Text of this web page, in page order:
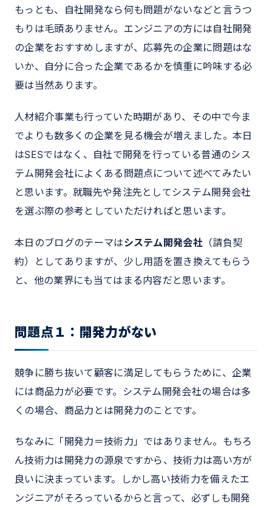
もっとも、自社開発なら何も問題がないなどと言うつ
もりは毛頭ありません。エンジニアの方には自社開発
の企業をおすすめしますが、応募先の企業に問題はな
いか、自分に合った企業であるかを慎重に吟味する必
要は当然あります。
人材紹介事業も行っていた時期があり、その中で今ま
でよりも数多くの企業を見る機会が増えました。本日
はSESではなく、自社で開発を行っている普通のシス
テム開発会社によくある問題点について述べてみたい
と思います。就職先や発注先としてシステム開発会社
を選ぶ際の参考としていただければと思います。
本日のブログのテーマはシステム開発会社 （請負契
約）としてありますが、少し用語を置き換えてもらう
と、他の業界にも当てはまる内容だと思います。
問題点１：開発力がない
競争に勝ち抜いて顧客に満足してもらうために、企業
には商品力が必要です。システム開発会社の場合は多
くの場合、商品力とは開発力のことです。
ちなみに「開発力＝技術力」ではありません。もちろ
ん技術力は開発力の源泉ですから、技術力は高い方が
良いに決まっています。しかし高い技術力を備えたエ
ンジニアがそろっているからと言って、必ずしも開発